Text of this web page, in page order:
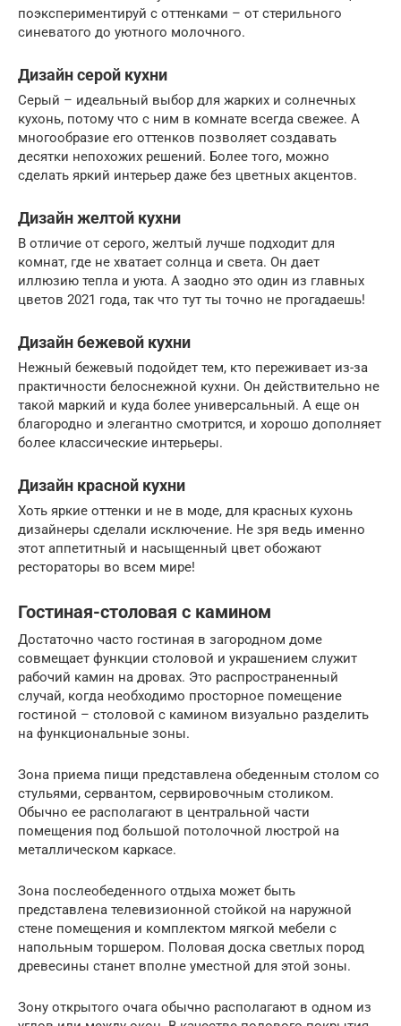
поэкспериментируй с оттенками – от стерильного
синеватого до уютного молочного.
Дизайн серой кухни
Серый – идеальный выбор для жарких и солнечных
кухонь, потому что с ним в комнате всегда свежее. А
многообразие его оттенков позволяет создавать
десятки непохожих решений. Более того, можно
сделать яркий интерьер даже без цветных акцентов.
Дизайн желтой кухни
В отличие от серого, желтый лучше подходит для
комнат, где не хватает солнца и света. Он дает
иллюзию тепла и уюта. А заодно это один из главных
цветов 2021 года, так что тут ты точно не прогадаешь!
Дизайн бежевой кухни
Нежный бежевый подойдет тем, кто переживает из-за
практичности белоснежной кухни. Он действительно не
такой маркий и куда более универсальный. А еще он
благородно и элегантно смотрится, и хорошо дополняет
более классические интерьеры.
Дизайн красной кухни
Хоть яркие оттенки и не в моде, для красных кухонь
дизайнеры сделали исключение. Не зря ведь именно
этот аппетитный и насыщенный цвет обожают
рестораторы во всем мире!
Гостиная-столовая с камином
Достаточно часто гостиная в загородном доме
совмещает функции столовой и украшением служит
рабочий камин на дровах. Это распространенный
случай, когда необходимо просторное помещение
гостиной – столовой с камином визуально разделить
на функциональные зоны.
Зона приема пищи представлена обеденным столом со
стульями, сервантом, сервировочным столиком.
Обычно ее располагают в центральной части
помещения под большой потолочной люстрой на
металлическом каркасе.
Зона послеобеденного отдыха может быть
представлена телевизионной стойкой на наружной
стене помещения и комплектом мягкой мебели с
напольным торшером. Половая доска светлых пород
древесины станет вполне уместной для этой зоны.
Зону открытого очага обычно располагают в одном из